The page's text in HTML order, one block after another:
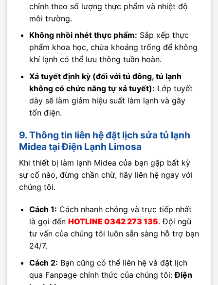
chỉnh theo số lượng thực phẩm và nhiệt độ
môi trường.
Không nhồi nhét thực phẩm: Sắp xếp thực
phẩm khoa học, chừa khoảng trống để không
khí lạnh có thể lưu thông tuần hoàn.
Xả tuyết định kỳ (đối với tủ đông, tủ lạnh
không có chức năng tự xả tuyết): Lớp tuyết
dày sẽ làm giảm hiệu suất làm lạnh và gây
tốn điện.
9. Thông tin liên hệ đặt lịch sửa tủ lạnh
Midea tại Điện Lạnh Limosa
Khi thiết bị làm lạnh Midea của bạn gặp bất kỳ
sự cố nào, đừng chần chừ, hãy liên hệ ngay với
chúng tôi.
Cách 1: Cách nhanh chóng và trực tiếp nhất
là gọi đến HOTLINE0342 273 135. Đội ngũ
tư vấn của chúng tôi luôn sẵn sàng hỗ trợ bạn
24/7.
Cách 2: Bạn cũng có thể liên hệ và đặt lịch
qua Fanpage chính thức của chúng tôi:Điện